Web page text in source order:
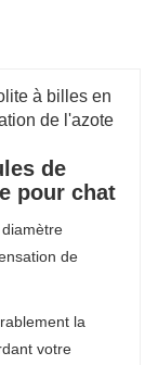
à billes en
de l'azote
de
pour chat
de
la
votre